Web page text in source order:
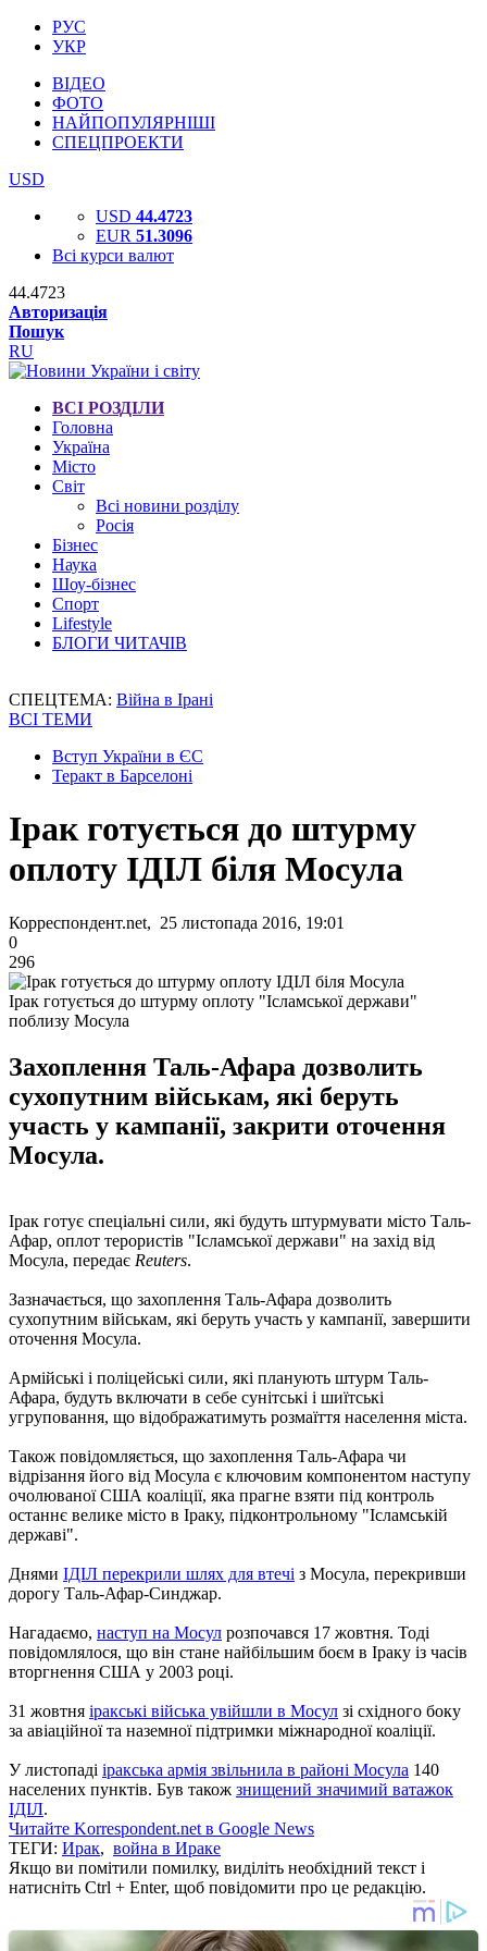
РУС
УКР
ВІДЕО
ФОТО
НАЙПОПУЛЯРНІШІ
СПЕЦПРОЕКТИ
USD
USD 44.4723
EUR 51.3096
Всі курси валют
44.4723
Авторизація
Пошук
RU
ВСІ РОЗДІЛИ
Головна
Україна
Місто
Світ
Всі новини розділу
Росія
Бізнес
Наука
Шоу-бізнес
Спорт
Lifestyle
БЛОГИ ЧИТАЧІВ
СПЕЦТЕМА: Війна в Ірані
ВСІ ТЕМИ
Вступ України в ЄС
Теракт в Барселоні
Ірак готується до штурму
оплоту ІДІЛ біля Мосула
Корреспондент.net, 25 листопада 2016, 19:01
0
296
Ірак готується до штурму оплоту "Ісламської держави"
поблизу Мосула
Захоплення Таль-Афара дозволить
сухопутним військам, які беруть
участь у кампанії, закрити оточення
Мосула.
Ірак готує спеціальні сили, які будуть штурмувати місто Таль-
Афар, оплот терористів "Ісламської держави" на захід від
Мосула, передає Reuters.
Зазначається, що захоплення Таль-Афара дозволить
сухопутним військам, які беруть участь у кампанії, завершити
оточення Мосула.
Армійські і поліцейські сили, які планують штурм Таль-
Афара, будуть включати в себе сунітські і шиїтські
угруповання, що відображатимуть розмаїття населення міста.
Також повідомляється, що захоплення Таль-Афара чи
відрізання його від Мосула є ключовим компонентом наступу
очолюваної США коаліції, яка прагне взяти під контроль
останнє велике місто в Іраку, підконтрольному "Ісламській
державі".
Днями ІДІЛ перекрили шлях для втечі з Мосула, перекривши
дорогу Таль-Афар-Синджар.
Нагадаємо, наступ на Мосул розпочався 17 жовтня. Тоді
повідомлялося, що він стане найбільшим боєм в Іраку із часів
вторгнення США у 2003 році.
31 жовтня іракські війська увійшли в Мосул зі східного боку
за авіаційної та наземної підтримки міжнародної коаліції.
У листопаді іракська армія звільнила в районі Мосула 140
населених пунктів. Був також знищений значимий ватажок
ІДІЛ.
Читайте Korrespondent.net в Google News
ТЕГИ: Ирак, война в Ираке
Якщо ви помітили помилку, виділіть необхідний текст і
натисніть Ctrl + Enter, щоб повідомити про це редакцію.